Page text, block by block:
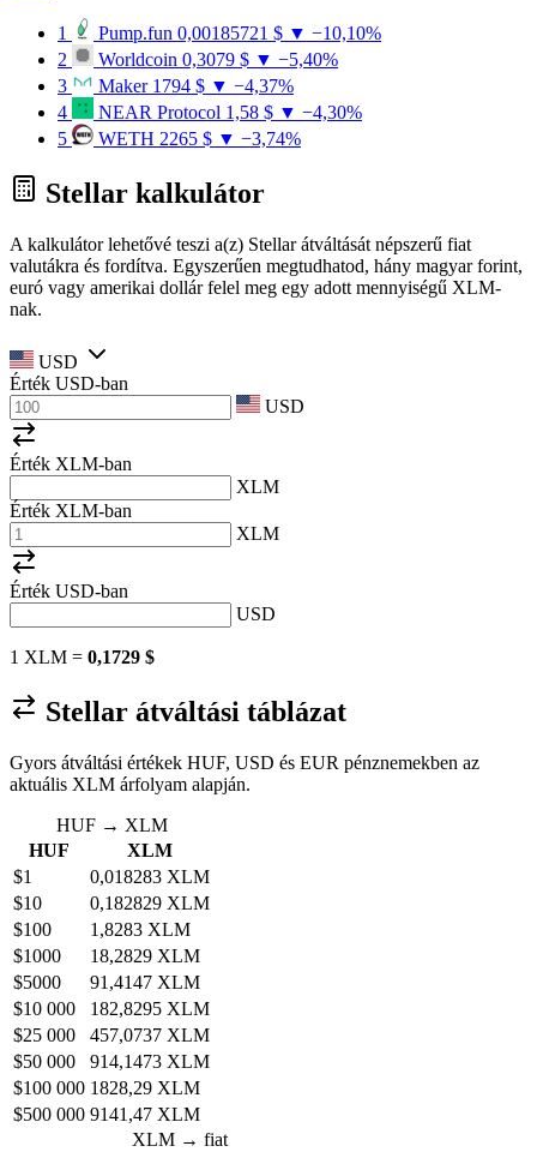
1 Pump.fun 0,00185721 $ ▼ −10,10%
2
Worldcoin 0,3079 $ ▼ −5,40%
3
Maker 1794 $ ▼ −4,37%
4
NEAR Protocol 1,58 $ ▼ −4,30%
5
WETH 2265 $ ▼ −3,74%
Stellar kalkulátor
A kalkulátor lehetővé teszi a(z) Stellar átváltását népszerű fiat
valutákra és fordítva. Egyszerűen megtudhatod, hány magyar forint,
euró vagy amerikai dollár felel meg egy adott mennyiségű XLM-
nak.
USD
Érték USD-ban
USD
Érték XLM-ban
XLM
Érték XLM-ban
XLM
Érték USD-ban
USD
1 XLM = 0,1729 $
Stellar átváltási táblázat
Gyors átváltási értékek HUF, USD és EUR pénznemekben az
aktuális XLM árfolyam alapján.
HUF → XLM
HUF
XLM
$1
0,018283 XLM
$10
0,182829 XLM
$100
1,8283 XLM
$1000
18,2829 XLM
$5000
91,4147 XLM
$10 000
182,8295 XLM
$25 000
457,0737 XLM
$50 000
914,1473 XLM
$100 000 1828,29 XLM
$500 000 9141,47 XLM
XLM → fiat